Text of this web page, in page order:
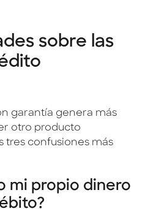
sobre las
garantía genera más
otro producto
tres confusiones más
mi propio dinero